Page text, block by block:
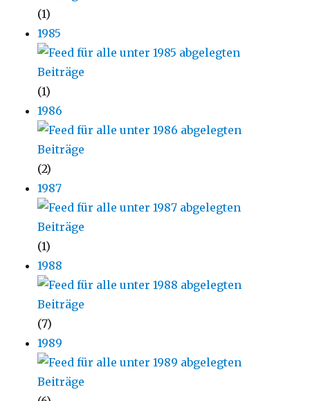
(1)
1985
(1)
1986
(2)
1987
(1)
1988
(7)
1989